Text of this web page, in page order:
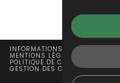
INFORMATIONS
MENTIONS LÉGALES
POLITIQUE DE CONFIDENTIALITÉ
GESTION DES COOKIES